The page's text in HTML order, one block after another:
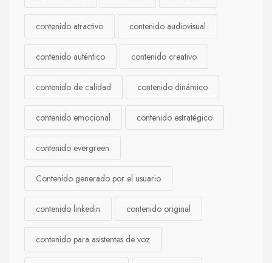
contenido atractivo contenido audiovisual
contenido auténtico contenido creativo
contenido de calidad contenido dinámico
contenido emocional contenido estratégico
contenido evergreen
Contenido generado por el usuario
contenido linkedin contenido original
contenido para asistentes de voz